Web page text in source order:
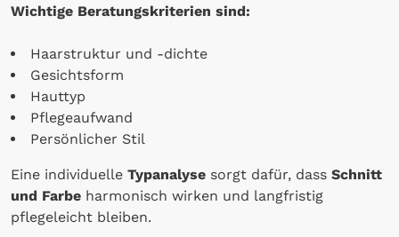
Wichtige Beratungskriterien sind:
Haarstruktur und -dichte
Gesichtsform
Hauttyp
Pflegeaufwand
Persönlicher Stil
Eine individuelle Typanalyse sorgt dafür, dass Schnitt
und Farbe harmonisch wirken und langfristig
pflegeleicht bleiben.